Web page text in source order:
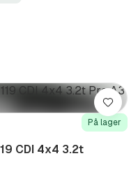
På lager
CDI 4x4 3.2t
Lagre